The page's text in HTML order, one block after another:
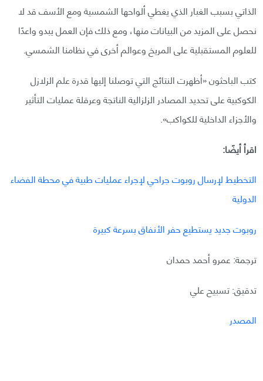
الذاتي بسبب الغبار الذي يغطي ألواحها الشمسية ومع الأسف قد لا
نحصل على المزيد من البيانات منها، ومع ذلك فإن العمل يبدو واعدًا
للعلوم المستقبلية على المريخ وعوالم أخرى في نظامنا الشمسي.
كتب الباحثون «أظهرت النتائج التي توصلنا إليها قدرة علم الزلازل
الكوكبية على تحديد المصادر الزلزالية الناتجة وعرقلة عمليات التأثير
والأجزاء الداخلية للكواكب».
اقرأ أيضًا:
التخطيط لإرسال روبوت جراحي لإجراء عمليات طبية في محطة الفضاء
الدولية
روبوت جديد يستطيع حفر الأنفاق بسرعة كبيرة
ترجمة: عمرو أحمد حمدان
تدقيق: تسبيح علي
المصدر